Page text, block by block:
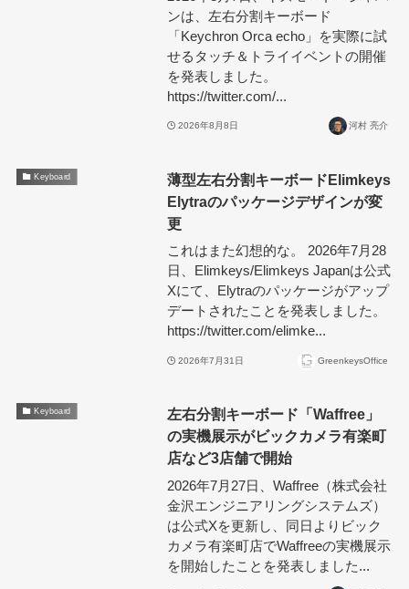
ンは、左右分割キーボード
「Keychron Orca echo」を実際に試
せるタッチ＆トライイベントの開催
を発表しました。
https://twitter.com/...
2026年8月8日 河村 亮介
Keyboard
薄型左右分割キーボードElimkeys
Elytraのパッケージデザインが変
更
これはまた幻想的な。 2026年7月28
日、Elimkeys/Elimkeys Japanは公式
Xにて、Elytraのパッケージがアップ
デートされたことを発表しました。
https://twitter.com/elimke...
2026年7月31日 GreenkeysOffice
Keyboard
左右分割キーボード「Waffree」
の実機展示がビックカメラ有楽町
店など3店舗で開始
2026年7月27日、Waffree（株式会社
金沢エンジニアリングシステムズ）
は公式Xを更新し、同日よりビック
カメラ有楽町店でWaffreeの実機展示
を開始したことを発表しました...